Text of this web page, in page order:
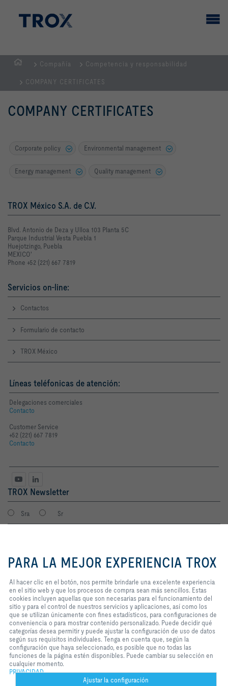
PRINCIPAL
Compañía Competencia y responsabilidad
COMPANY CERTIFICATES
COMPANY CERTIFICATES
Corporate policy Environmental management
Energy management Quality management
TROX México S.A. de C.V.
Blvd. Antonio de Deza y Ulloa 103 Planta 5C
Parque Industrial Vesta Puebla 1
Huejotzingo, Puebla
MEXICO'
Phone +52 (221) 667 7819
Servicios on-line:
Contactos
Formulario de contacto
TROX México
Líneas teléfonicas de atención:
Delegaciones comerciales
Contacto
Customer Service
+52 (221) 667 7819
Contacto
TROX Newsletter
Sra Sr
Consiento que mis datos sean guardados en cumplimiento con la
política de protección de datos de TROX.
Login
Inicio Contactos Condiciones de contratación
Aviso legal
2026 © TROX México S.A. de C.V.
permite brindarle una excelente
experiencia en el sitio web y que
sencillos. Estas cookies incluyen
aquellas que son necesarias para
el funcionamiento del sitio y para
el control de nuestros servicios y
aplicaciones, así como los que se
utilizan únicamente con fines
estadísticos, para configuraciones
de conveniencia o para mostrar
contenido personalizado. Puede
decidir qué categorías desea
configuración de uso de datos
según sus requisitos individuales.
PARA LA MEJOR EXPERIENCIA TROX
Al hacer clic en el botón, nos permite brindarle una excelente experiencia
en el sitio web y que los procesos de compra sean más sencillos. Estas
cookies incluyen aquellas que son necesarias para el funcionamiento del
sitio y para el control de nuestros servicios y aplicaciones, así como los
que se utilizan únicamente con fines estadísticos, para configuraciones de
conveniencia o para mostrar contenido personalizado. Puede decidir qué
categorías desea permitir y puede ajustar la configuración de uso de datos
según sus requisitos individuales. Tenga en cuenta que, según la
configuración que haya seleccionado, es posible que no todas las
funciones de la página estén disponibles. Puede cambiar su selección en
cualquier momento.
PRIVACIDAD
Ajustar la configuración